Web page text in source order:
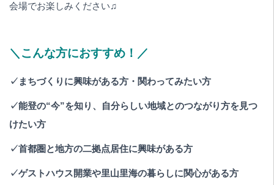
会場でお楽しみください♫
＼こんな方におすすめ！／
✓まちづくりに興味がある方・関わってみたい方
✓能登の“今”を知り、自分らしい地域とのつながり方を見つ
けたい方
✓首都圏と地方の二拠点居住に興味がある方
✓ゲストハウス開業や里山里海の暮らしに関心がある方